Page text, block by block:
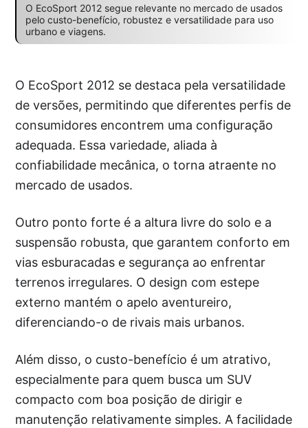
O EcoSport 2012 segue relevante no mercado de usados
pelo custo-benefício, robustez e versatilidade para uso
urbano e viagens.
O EcoSport 2012 se destaca pela versatilidade
de versões, permitindo que diferentes perfis de
consumidores encontrem uma configuração
adequada. Essa variedade, aliada à
confiabilidade mecânica, o torna atraente no
mercado de usados.
Outro ponto forte é a altura livre do solo e a
suspensão robusta, que garantem conforto em
vias esburacadas e segurança ao enfrentar
terrenos irregulares. O design com estepe
externo mantém o apelo aventureiro,
diferenciando-o de rivais mais urbanos.
Além disso, o custo-benefício é um atrativo,
especialmente para quem busca um SUV
compacto com boa posição de dirigir e
manutenção relativamente simples. A facilidade